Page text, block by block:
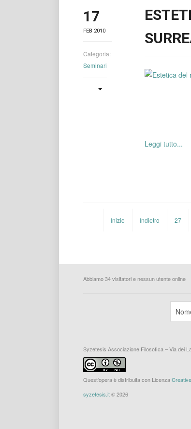
17
FEB 2010
Categoria:
Seminari
Leggi tutto...
Inizio Indietro 27
Abbiamo 34 visitatori e nessun utente online
Syzetesis Associazione Filosofica – Via dei
Quest'opera è distribuita con Licenza
syzetesis.it© 2026